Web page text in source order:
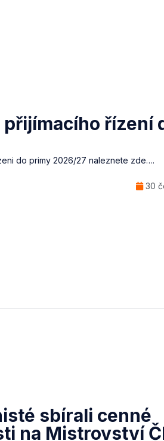
řízení
do primy 2026/27 naleznete zde….
30
sbírali cenné
na Mistrovství